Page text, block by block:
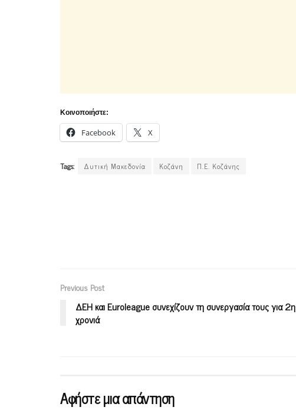
Κοινοποιήστε:
Facebook X
Tags: Δυτική Μακεδονία Κοζάνη Π.Ε. Κοζάνης
Previous Post
ΔΕΗ και Euroleague συνεχίζουν τη συνεργασία τους για 2η
χρονιά
Αφήστε μια απάντηση